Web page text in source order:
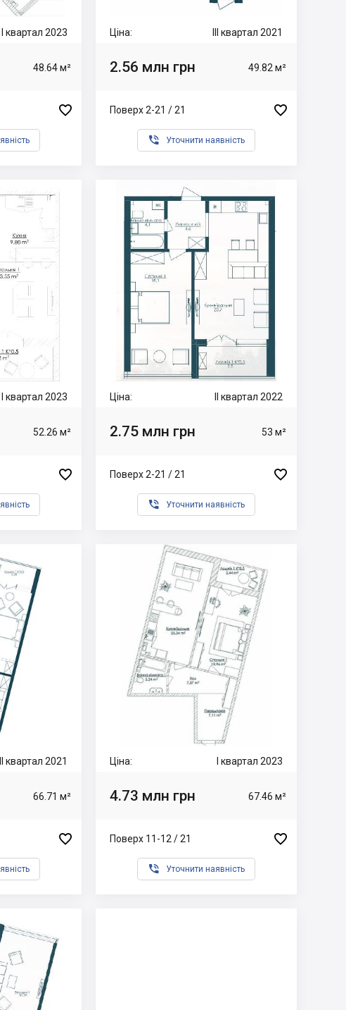
I квартал 2023
48.64 м²

Ціна: III квартал 2021
2.56 млн грн 49.82 м²
Поверх 2-21 / 21 
 Уточнити наявність
I квартал 2023
52.26 м²

Ціна: II квартал 2022
2.75 млн грн 53 м²
Поверх 2-21 / 21 
 Уточнити наявність
III квартал 2021
66.71 м²

Ціна: I квартал 2023
4.73 млн грн 67.46 м²
Поверх 11-12 / 21 
 Уточнити наявність